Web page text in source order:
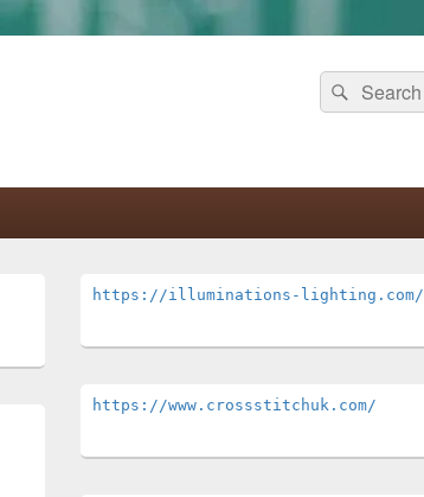
Search
for:
Search
Primary
Sidebar
Area
https://illuminations-lighting.com/
https://www.crossstitchuk.com/